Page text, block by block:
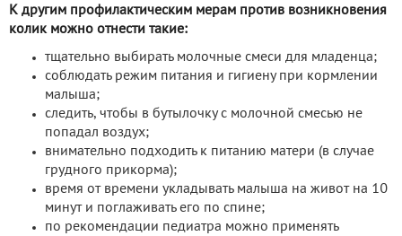
К другим профилактическим мерам против возникновения
колик можно отнести такие:
тщательно выбирать молочные смеси для младенца;
соблюдать режим питания и гигиену при кормлении
малыша;
следить, чтобы в бутылочку с молочной смесью не
попадал воздух;
внимательно подходить к питанию матери (в случае
грудного прикорма);
время от времени укладывать малыша на живот на 10
минут и поглаживать его по спине;
по рекомендации педиатра можно применять